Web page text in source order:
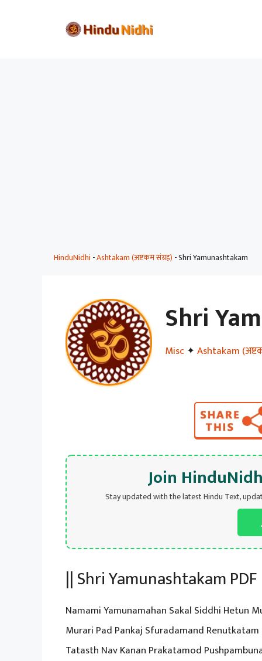
HinduNidhi -Ashtakam (अष्टकम संग्रह) -Shri Yamunashtakam
Shri
Misc✦Ashtakam
Join
Stay updated with the latest Hindu Text,
|| Shri Yamunashtakam PDF
Namami Yamunamahan Sakal Siddhi Hetun
Murari Pad Pankaj Sfuradamand Renutkatam
Tatasth Nav Kanan Prakatamod